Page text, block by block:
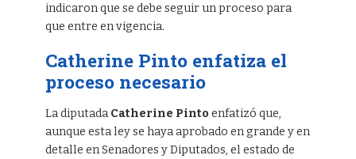
indicaron que se debe seguir un proceso para
que entre en vigencia.
Catherine Pinto enfatiza el
proceso necesario
La diputada Catherine Pinto enfatizó que,
aunque esta ley se haya aprobado en grande y en
detalle en Senadores y Diputados, el estado de